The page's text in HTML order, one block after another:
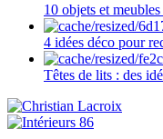
10 objets et
4 idées déco pour
Têtes de lits : des